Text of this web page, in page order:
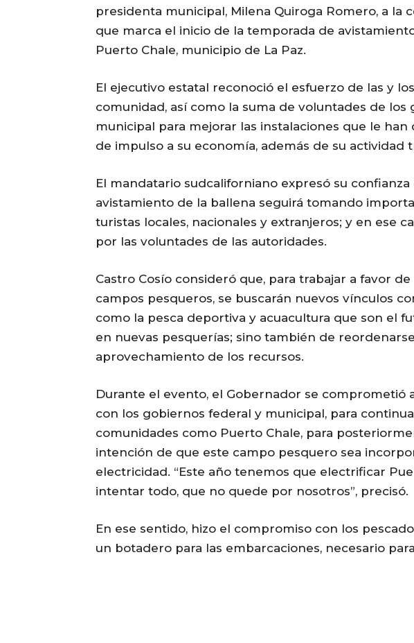
presidenta municipal, Milena Quiroga Romero, a la
que marca el inicio de la temporada de
Puerto Chale, municipio de La Paz.
El ejecutivo estatal reconoció el esfuerzo de las y
comunidad, así como la suma de voluntades de los
municipal para mejorar las instalaciones que le
de impulso a su economía, además de su actividad
El mandatario sudcaliforniano expresó su
avistamiento de la ballena seguirá tomando
turistas locales, nacionales y extranjeros; y en ese
por las voluntades de las autoridades.
Castro Cosío consideró que, para trabajar a favor
campos pesqueros, se buscarán nuevos vínculos
como la pesca deportiva y acuacultura que son el
en nuevas pesquerías; sino también de
aprovechamiento de los recursos.
Durante el evento, el Gobernador se comprometió
con los gobiernos federal y municipal, para
comunidades como Puerto Chale, para
intención de que este campo pesquero sea
electricidad. “Este año tenemos que electrificar
intentar todo, que no quede por nosotros”, precisó.
En ese sentido, hizo el compromiso con los
un botadero para las embarcaciones, necesario